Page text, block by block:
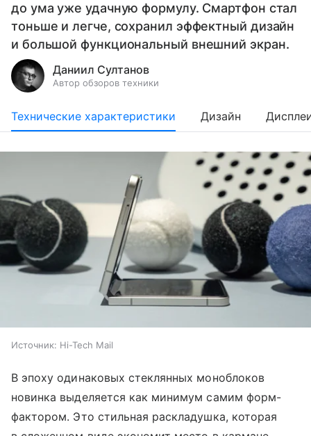
до ума уже удачную формулу. Смартфон стал
тоньше и легче, сохранил эффектный дизайн
и большой функциональный внешний экран.
Даниил Султанов
Автор обзоров техники
Технические характеристики Дизайн
Источник: Hi-Tech Mail
В эпоху одинаковых стеклянных моноблоков
новинка выделяется как минимум самим форм-
фактором. Это стильная раскладушка, которая